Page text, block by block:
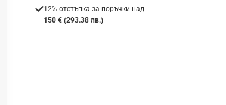
12% отстъпка за поръчки над
150 € (293.38 лв.)